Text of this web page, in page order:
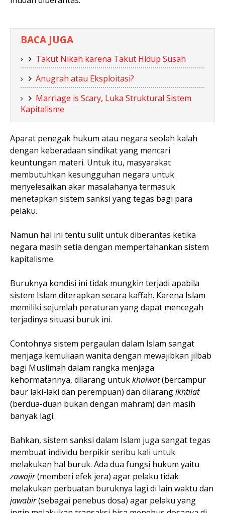
BACA JUGA
Takut Nikah karena Takut Hidup Susah
Anugrah atau Eksploitasi?
Marriage is Scary, Luka Struktural Sistem
Kapitalisme
Aparat penegak hukum atau negara seolah kalah
dengan keberadaan sindikat yang mencari
keuntungan materi. Untuk itu, masyarakat
membutuhkan kesungguhan negara untuk
menyelesaikan akar masalahanya termasuk
menetapkan sistem sanksi yang tegas bagi para
pelaku.
Namun hal ini tentu sulit untuk diberantas ketika
negara masih setia dengan mempertahankan sistem
kapitalisme.
Buruknya kondisi ini tidak mungkin terjadi apabila
sistem Islam diterapkan secara kaffah. Karena Islam
memiliki sejumlah peraturan yang dapat mencegah
terjadinya situasi buruk ini.
Contohnya sistem pergaulan dalam Islam sangat
menjaga kemuliaan wanita dengan mewajibkan jilbab
bagi Muslimah dalam rangka menjaga
kehormatannya, dilarang untukkhalwat(bercampur
baur laki-laki dan perempuan) dan dilarangikhtilat
(berdua-duan bukan dengan mahram) dan masih
banyak lagi.
Bahkan, sistem sanksi dalam Islam juga sangat tegas
membuat individu berpikir seribu kali untuk
melakukan hal buruk. Ada dua fungsi hukum yaitu
zawajir(memberi efek jera) agar pelaku tidak
melakukan perbuatan buruknya lagi di lain waktu dan
jawabir(sebagai penebus dosa) agar pelaku yang